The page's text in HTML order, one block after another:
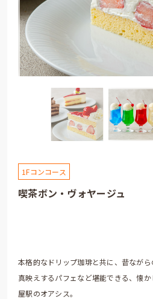
1Fコンコース
喫茶ボン・ヴォヤージュ
本格的なドリップ珈琲と共に、昔なが
真映えするパフェなど堪能できる、懐
屋駅のオアシス。